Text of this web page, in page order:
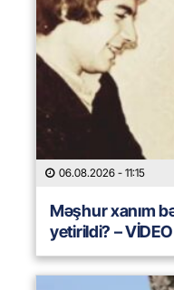
06.08.2026 - 11:15
Məşhur xanım
yetirildi? – VİDEO